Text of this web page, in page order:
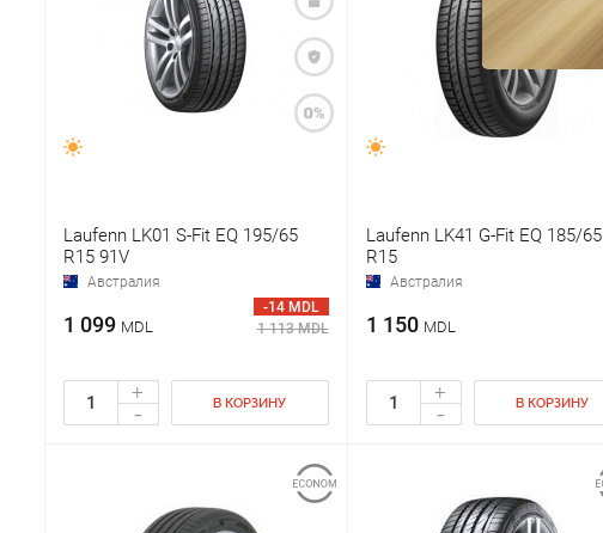
Laufenn LK01 S-Fit EQ 195/65
R15 91V
Австралия
1 099 MDL
-14 MDL
1 113 MDL
+
- В КОРЗИНУ
Laufenn LK41 G-Fit EQ 185/65
R15
Австралия
1 150 MDL
+
- В КОРЗИНУ